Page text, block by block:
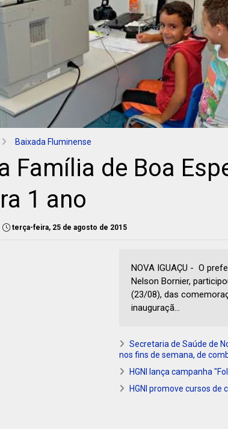
Baixada Fluminense
Família de Boa
1 ano
terça-feira, 25 de agosto de 2015
NOVA IGUAÇU - O
Nelson Bornier,
(23/08), das
inauguraçã...
Secretaria de Saúde de
nos fins de semana, de
HGNI lança campanha
HGNI promove cursos